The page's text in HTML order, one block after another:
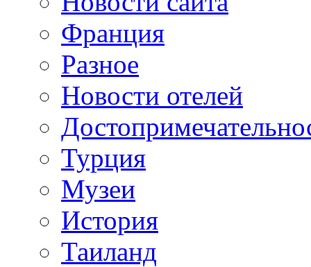
Франция
Разное
Новости отелей
Турция
Музеи
История
Таиланд